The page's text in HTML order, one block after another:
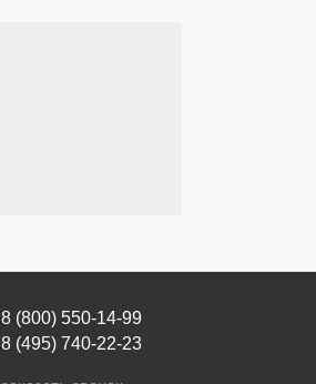
8 (800) 550-14-99
8 (495) 740-22-23